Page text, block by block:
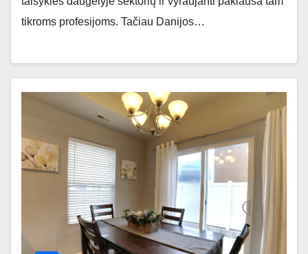
tikroms profesijoms. Tačiau Danijos…